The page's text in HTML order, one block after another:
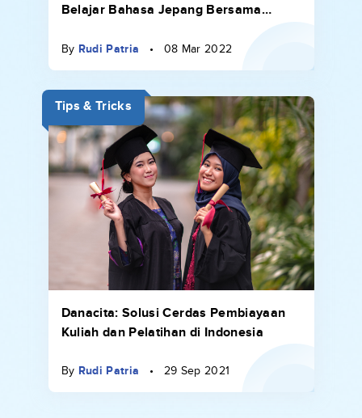
Belajar Bahasa Jepang Bersama
By Rudi Patria • 08 Mar 2022
Tips & Tricks
Danacita: Solusi Cerdas Pembiayaan
Kuliah dan Pelatihan di Indonesia
By Rudi Patria • 29 Sep 2021